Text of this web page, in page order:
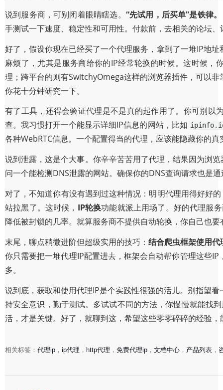
说到服务商，可别闭着眼睛瞎选。 “先试用，后买单”是铁律。
手测试一下速度、稳定性和可用性。付款前，去相关的论坛
好了，假设你现在已经买了一个代理服务，拿到了一堆IP地
麻烦了，尤其是服务商给你的IP经常轮换的时候。这时候，
理；跨平台的则有SwitchyOmega这样的浏览器插件，可以
你花十分钟研究一下。
有了工具，还得会验证代理是不是真的起作用了。你可别以
查。我习惯打开一个能显示详细IP信息的网站，比如
各种WebRTC信息。一个配置得当的代理，应该能隐藏你的
说到泄露，这是个大事。你辛辛苦苦用了代理，结果因为浏
问一个能检测DNS泄露的网站。确保你的DNS查询请求也是
对了，不知道你有没有遇到过这种情况：明明代理用得好好
站拉黑了。这时候， IP轮换功能就派上用场了。好的代理服
降低被封锁的几率。就算服务商不提供自动轮换，你自己也
末尾，聊点稍微进阶但超级实用的技巧：结合爬虫框架使用代
你只需要把一堆代理IP配置进去，框架会自动帮你管理这些
多。
说到底，获取和使用代理IP是个实践性很强的活儿。别指望
持安全意识，勤于测试。多试试不同的方法，你慢慢就能找
活，才是关键。好了，就聊到这，希望这些零零碎碎的经验
相关标签： 代理ip ， ip代理 ， http代理 ， 免费代理ip ， 文档中心 ， 产品列表 ，